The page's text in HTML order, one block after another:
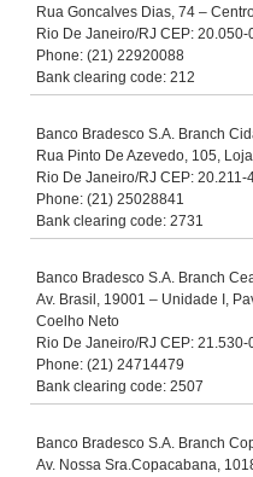
Rua Goncalves Dias, 74 –
Rio De Janeiro/RJ CEP: 20.050-
Phone: (21) 22920088
Bank clearing code: 212
Banco Bradesco S.A. Branch
Rua Pinto De Azevedo, 105,
Rio De Janeiro/RJ CEP: 20.211-
Phone: (21) 25028841
Bank clearing code: 2731
Banco Bradesco S.A. Branch
Av. Brasil, 19001 – Unidade I,
Coelho Neto
Rio De Janeiro/RJ CEP: 21.530-
Phone: (21) 24714479
Bank clearing code: 2507
Banco Bradesco S.A. Branch
Av. Nossa Sra.Copacabana,